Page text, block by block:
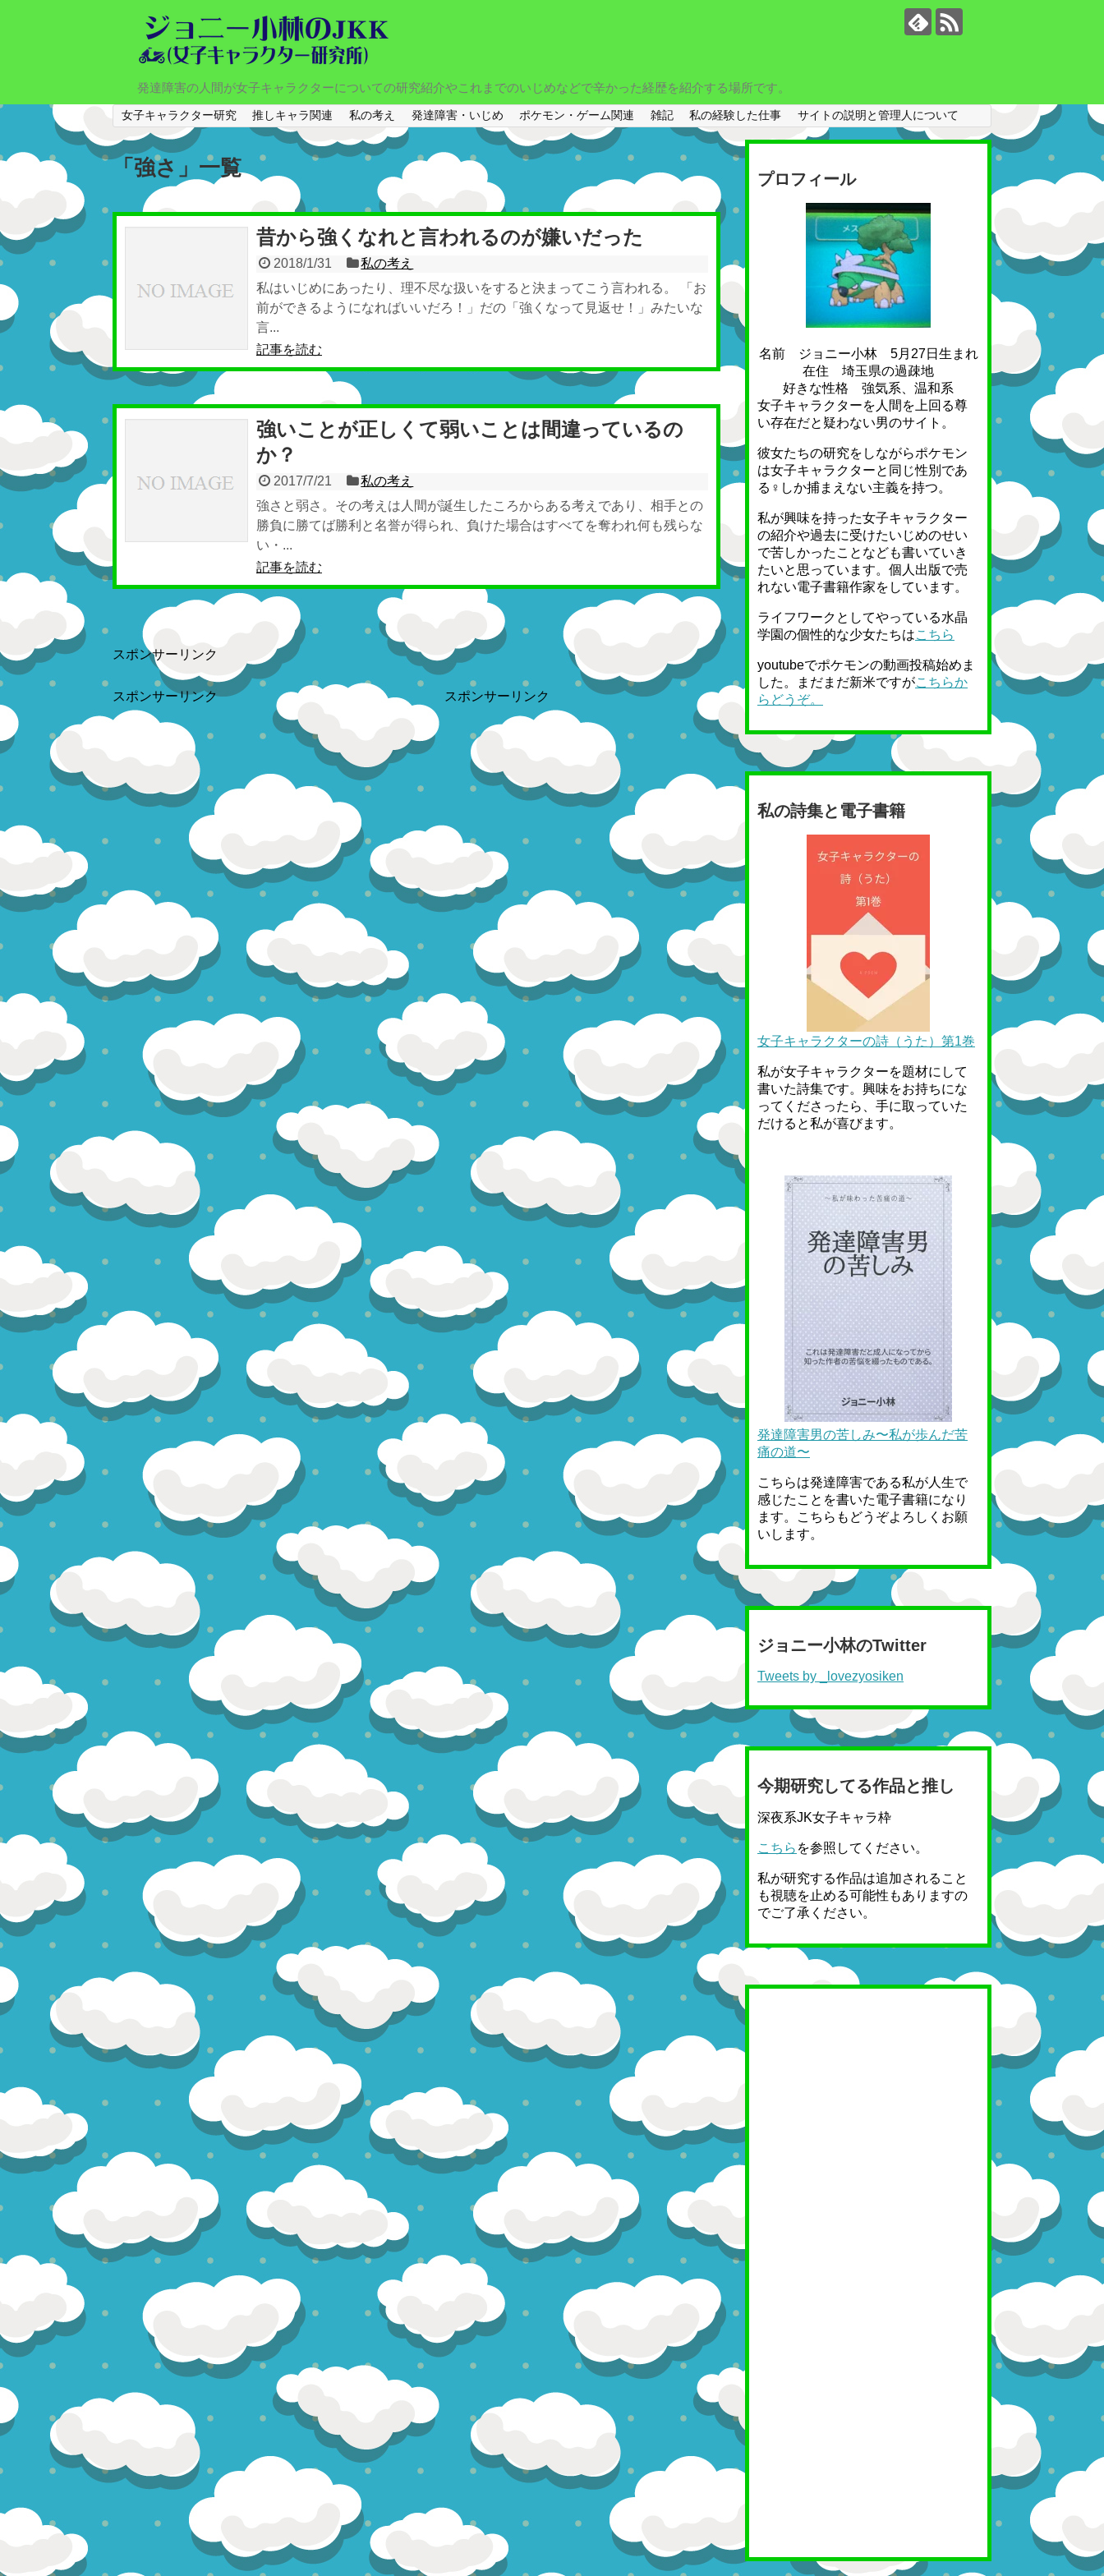
発達障害の人間が女子キャラクターについての研究紹介やこれまでのいじめなどで辛かった経歴を紹介する場所です。
女子キャラクター研究 推しキャラ関連 私の考え 発達障害・いじめ ポケモン・ゲーム関連 雑記 私の経験した仕事 サイトの説明と管理人について
「 強さ 」 一覧
昔から強くなれと言われるのが嫌いだった
2018/1/31
私の考え
私はいじめにあったり、理不尽な扱いをすると決まってこう言われる。 「お
前ができるようになればいいだろ！」だの「強くなって見返せ！」みたいな
言...
記事を読む
強いことが正しくて弱いことは間違っているの
か？
2017/7/21
私の考え
強さと弱さ。その考えは人間が誕生したころからある考えであり、相手との
勝負に勝てば勝利と名誉が得られ、負けた場合はすべてを奪われ何も残らな
い・...
記事を読む
スポンサーリンク
スポンサーリンク スポンサーリンク
プロフィール
名前 ジョニー小林 5月27日生まれ
在住 埼玉県の過疎地
好きな性格 強気系、温和系
女子キャラクターを人間を上回る尊
い存在だと疑わない男のサイト。
彼女たちの研究をしながらポケモン
は女子キャラクターと同じ性別であ
る♀しか捕まえない主義を持つ。
私が興味を持った女子キャラクター
の紹介や過去に受けたいじめのせい
で苦しかったことなども書いていき
たいと思っています。個人出版で売
れない電子書籍作家をしています。
ライフワークとしてやっている水晶
学園の個性的な少女たちはこちら
youtubeでポケモンの動画投稿始めま
した。まだまだ新米ですがこちらか
らどうぞ。
私の詩集と電子書籍
女子キャラクターの詩（うた）第1巻
私が女子キャラクターを題材にして
書いた詩集です。興味をお持ちにな
ってくださったら、手に取っていた
だけると私が喜びます。
発達障害男の苦しみ〜私が歩んだ苦
痛の道〜
こちらは発達障害である私が人生で
感じたことを書いた電子書籍になり
ます。こちらもどうぞよろしくお願
いします。
ジョニー小林のTwitter
Tweets by _lovezyosiken
今期研究してる作品と推し
深夜系JK女子キャラ枠
こちら を参照してください。
私が研究する作品は追加されること
も視聴を止める可能性もありますの
でご了承ください。